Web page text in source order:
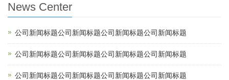
News Center
公司新闻标题公司新闻标题公司新闻标题公司新闻标题
公司新闻标题公司新闻标题公司新闻标题公司新闻标题
公司新闻标题公司新闻标题公司新闻标题公司新闻标题